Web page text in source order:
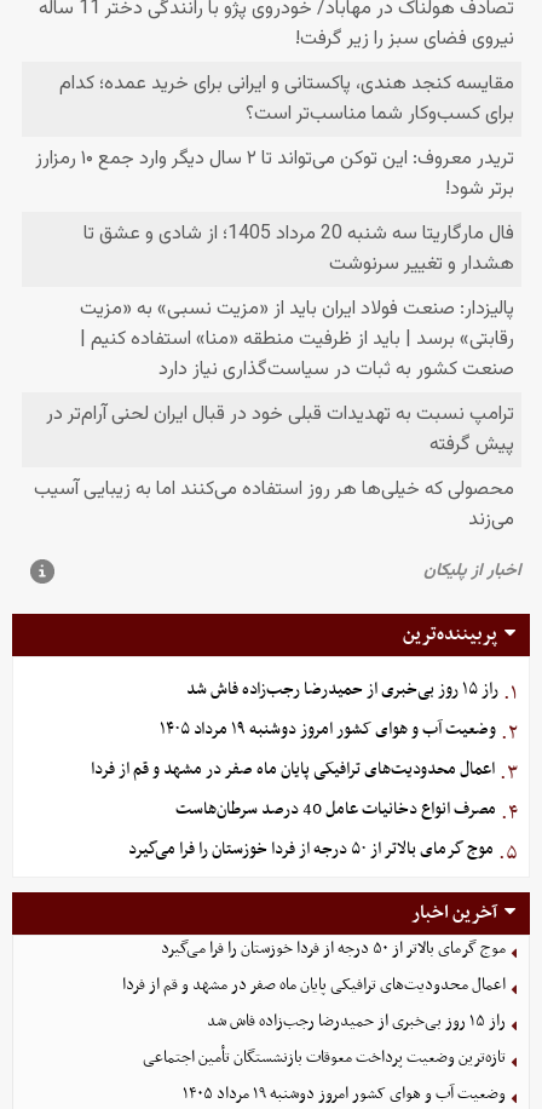
پربیننده‌ترین
۱. راز ۱۵ روز بی‌خبری از حمیدرضا رجب‌زاده فاش شد
۲. وضعیت آب و هوای کشور امروز دوشنبه ۱۹ مرداد ۱۴۰۵
۳. اعمال محدودیت‌های ترافیکی پایان ماه صفر در مشهد و قم از فردا
۴. مصرف انواع دخانیات عامل 40 درصد سرطان‌هاست
۵. موج گرمای بالاتر از ۵۰ درجه از فردا خوزستان را فرا می‌گیرد
آخرین اخبار
موج گرمای بالاتر از ۵۰ درجه از فردا خوزستان را فرا می‌گیرد
اعمال محدودیت‌های ترافیکی پایان ماه صفر در مشهد و قم از فردا
راز ۱۵ روز بی‌خبری از حمیدرضا رجب‌زاده فاش شد
تازه‌ترین وضعیت پرداخت معوقات بازنشستگان تأمین اجتماعی
وضعیت آب و هوای کشور امروز دوشنبه ۱۹ مرداد ۱۴۰۵